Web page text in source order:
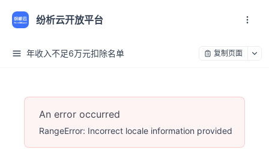
纷析云开放平台
年收入不足6万元扣除名单 复制页面
An error occurred
RangeError: Incorrect locale information provided